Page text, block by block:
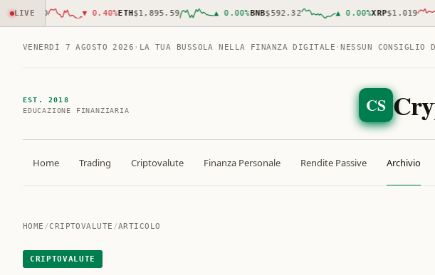
LIVE ▼ 0.40% ETH$1,895.59 ▲ 0.00 %BNB$592.32 ▲ 0.00 %XRP$1.019
VENERDÌ 7 AGOSTO 2026 · LA TUA BUSSOLA NELLA FINANZA DIGITALE ·NESSUN CONSIGLIO
EST. 2018
EDUCAZIONE FINANZIARIA
CS
Home Trading Criptovalute Finanza Personale Rendite Passive Archivio
HOME /CRIPTOVALUTE /ARTICOLO
CRIPTOVALUTE